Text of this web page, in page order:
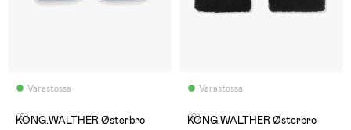
Varastossa
(0)
KONG.WALTHER Østerbro
Varastossa
(0)
KONG.WALTHER Østerbro